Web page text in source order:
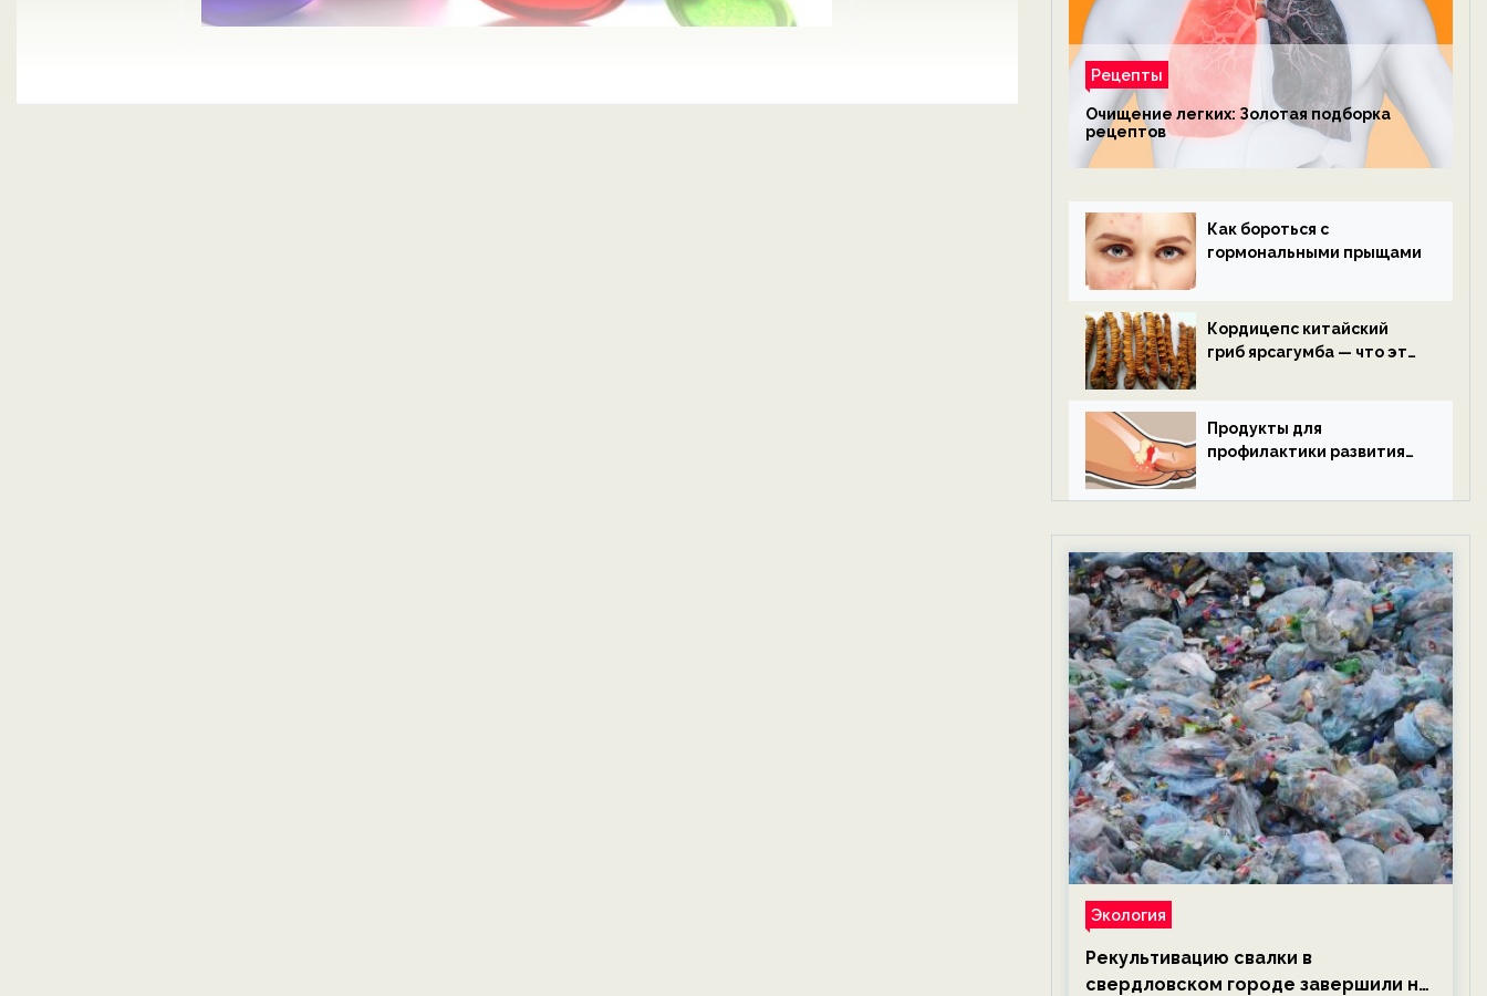
Рецепты
Очищение легких: Золотая подборка
рецептов
Как бороться с
гормональными прыщами
Кордицепс китайский
гриб ярсагумба — что это
Продукты для
профилактики развития
Экология
Рекультивацию свалки в
свердловском городе завершили на